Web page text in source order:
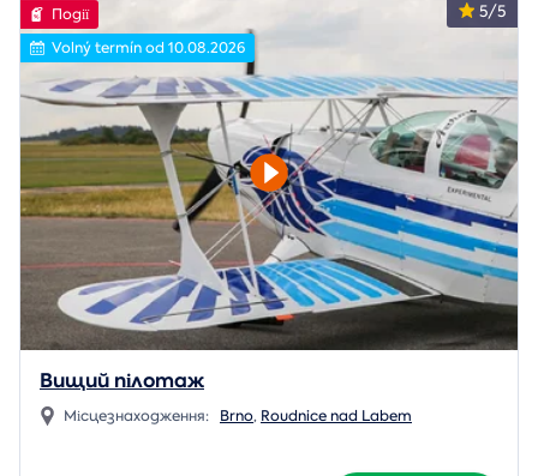
5/5
Події
Volný termín od 10.08.2026
Вищий пілотаж
Місцезнаходження: Brno, Roudnice nad Labem